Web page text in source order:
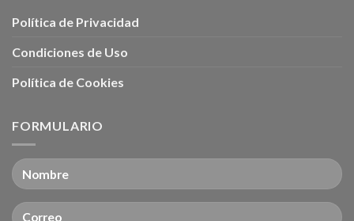
Política de Privacidad
Condiciones de Uso
Política de Cookies
FORMULARIO